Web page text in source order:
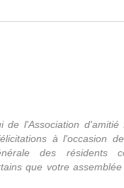
l'Association d'amitié
à l'occasion
des résidents
que votre